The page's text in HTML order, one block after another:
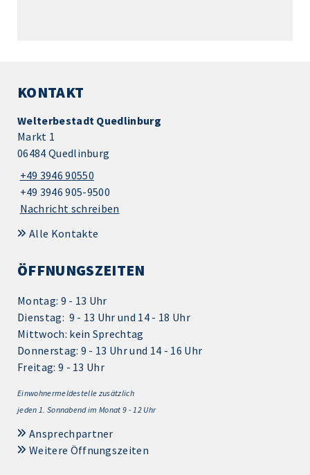
KONTAKT
Welterbestadt Quedlinburg
Markt 1
06484 Quedlinburg
+49 3946 90550
+49 3946 905-9500
Nachricht schreiben
Alle Kontakte
ÖFFNUNGSZEITEN
Montag: 9 - 13 Uhr
Dienstag: 9 - 13 Uhr und 14 - 18 Uhr
Mittwoch: kein Sprechtag
Donnerstag: 9 - 13 Uhr und 14 - 16 Uhr
Freitag: 9 - 13 Uhr
Einwohnermeldestelle zusätzlich
jeden 1. Sonnabend im Monat 9 - 12 Uhr
Ansprechpartner
Weitere Öffnungszeiten